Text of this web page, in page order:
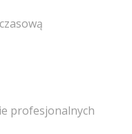
profesjonalnych